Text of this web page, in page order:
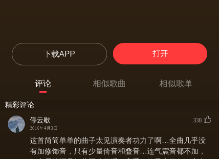
下载APP 打开
评论 相似歌曲 相似歌单
精彩评论
停云歇
2016年4月3日
338
这首简简单单的曲子太见演奏者功力了啊…全曲几乎没
有加修饰音，只有少量倚音和叠音…连气震音都不加，